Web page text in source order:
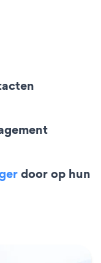
door op hun